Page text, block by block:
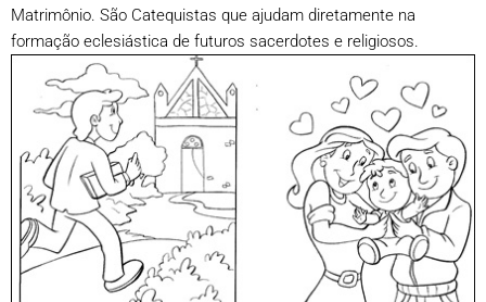
Matrimônio. São Catequistas que ajudam diretamente na
formação eclesiástica de futuros sacerdotes e religiosos.